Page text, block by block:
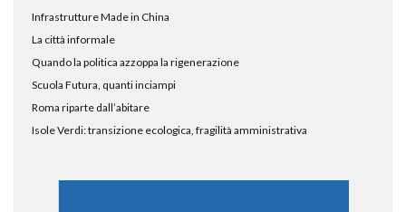
Infrastrutture Made in China
La città informale
Quando la politica azzoppa la rigenerazione
Scuola Futura, quanti inciampi
Roma riparte dall’abitare
Isole Verdi: transizione ecologica, fragilità amministrativa